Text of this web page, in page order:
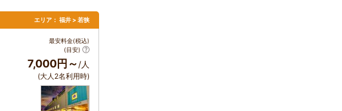
エリア： 福井 > 若狭
最安料金(税込)
(目安)
7,000円～/人
(大人2名利用時)